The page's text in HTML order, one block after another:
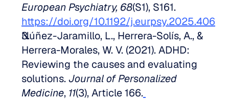
European Psychiatry, 68
https://doi.org/10.1192/j.eurpsy.2025.406
Núñez-Jaramillo, L., Herrera-Solís, A., &
Herrera-Morales, W. V. (2021). ADHD:
Reviewing the causes and evaluating
solutions. Journal of Personalized
Medicine, 11(3), Article 166.